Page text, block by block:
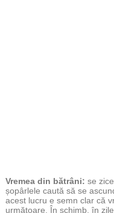
Vremea din bătrâni: se
șopârlele caută să se
acest lucru e semn clar că
următoare. În schimb, în